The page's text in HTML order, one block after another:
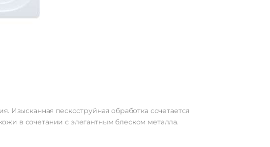
пескоструйная обработка сочетается
в сочетании с элегантным блеском металла.